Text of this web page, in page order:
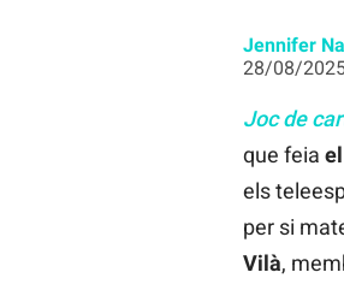
Jennifer
28/08/
Joc de
que feia
els
per si
Vilà,